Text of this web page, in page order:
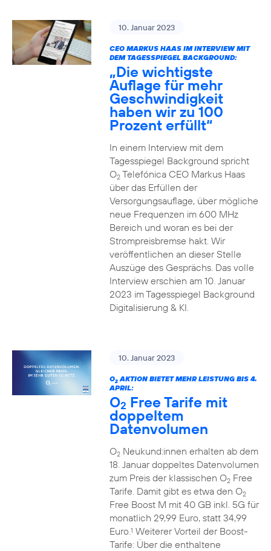
10. Januar 2023
CEO MARKUS HAAS IM INTERVIEW MIT
DEM TAGESSPIEGEL BACKGROUND:
„Die wichtigste
Auflage für mehr
Geschwindigkeit
haben wir zu 100
Prozent erfüllt“
In einem Interview mit dem
Tagesspiegel Background spricht
O2Telefónica CEO Markus Haas
über das Erfüllen der
Versorgungsauflage, über mögliche
neue Frequenzen im 600 MHz
Bereich und woran es bei der
Strompreisbremse hakt. Wir
veröffentlichen an dieser Stelle
Auszüge des Gesprächs. Das volle
Interview erschien am 10. Januar
2023 im Tagesspiegel Background
Digitalisierung & KI.
10. Januar 2023
O2AKTION BIETET MEHR LEISTUNG BIS 4.
APRIL:
O2 Free Tarife mit
doppeltem
Datenvolumen
O2Neukund:innen erhalten ab dem
18. Januar doppeltes Datenvolumen
zum Preis der klassischen O2Free
Tarife. Damit gibt es etwa den O2
Free Boost M mit 40 GB inkl. 5G für
monatlich 29,99 Euro, statt 34,99
Euro.1 Weiterer Vorteil der Boost-
Tarife: Über die enthaltene